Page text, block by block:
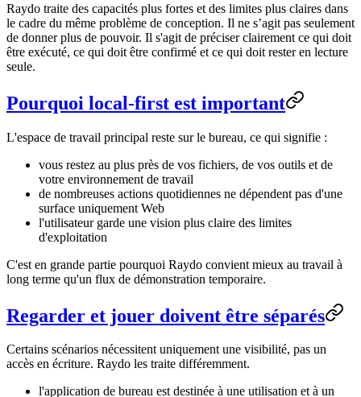
Raydo traite des capacités plus fortes et des limites plus claires dans
le cadre du même problème de conception. Il ne s’agit pas seulement
de donner plus de pouvoir. Il s'agit de préciser clairement ce qui doit
être exécuté, ce qui doit être confirmé et ce qui doit rester en lecture
seule.
Pourquoi local-first est important
L'espace de travail principal reste sur le bureau, ce qui signifie :
vous restez au plus près de vos fichiers, de vos outils et de
votre environnement de travail
de nombreuses actions quotidiennes ne dépendent pas d'une
surface uniquement Web
l'utilisateur garde une vision plus claire des limites
d'exploitation
C'est en grande partie pourquoi Raydo convient mieux au travail à
long terme qu'un flux de démonstration temporaire.
Regarder et jouer doivent être séparés
Certains scénarios nécessitent uniquement une visibilité, pas un
accès en écriture. Raydo les traite différemment.
l'application de bureau est destinée à une utilisation et à un